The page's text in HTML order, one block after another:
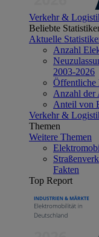
Verkehr &
Beliebte
Aktuelle
Anzahl
2003-2026
Öffentliche
Anzahl der
Anteil von
Verkehr &
Themen
Weitere Themen
Fakten
Top Report